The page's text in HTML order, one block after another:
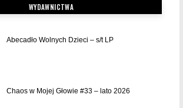
WYDAWNICTWA
Abecadło Wolnych Dzieci – s/t LP
Chaos w Mojej Głowie #33 – lato 2026